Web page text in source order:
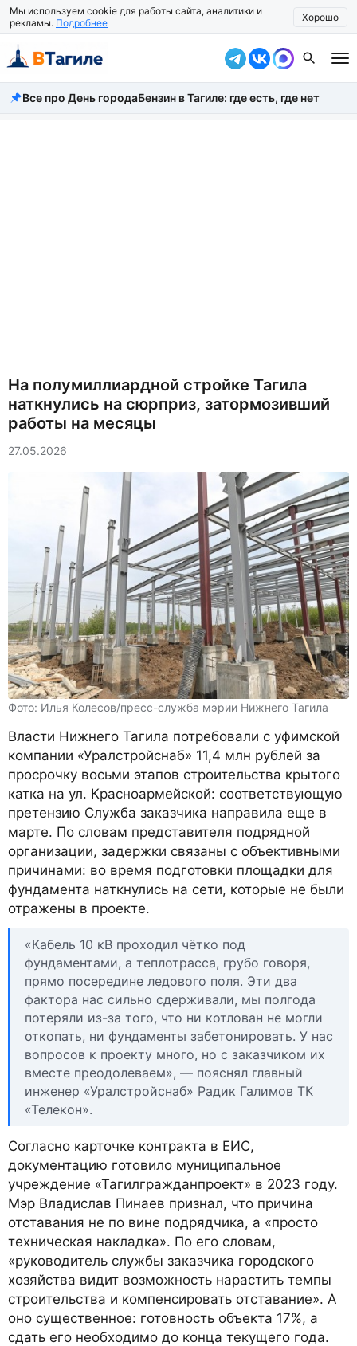
Мы используем cookie для работы сайта, аналитики и
рекламы. Подробнее Хорошо
Все новости
Все про День городаБензин в Тагиле: где есть, где нет
На полумиллиардной стройке Тагила
наткнулись на сюрприз, затормозивший
работы на месяцы
27.05.2026
Фото: Илья Колесов/пресс-служба мэрии Нижнего Тагила
Власти Нижнего Тагила потребовали с уфимской
компании «Уралстройснаб» 11,4 млн рублей за
просрочку восьми этапов строительства крытого
катка на ул. Красноармейской: соответствующую
претензию Служба заказчика направила еще в
марте. По словам представителя подрядной
организации, задержки связаны с объективными
причинами: во время подготовки площадки для
фундамента наткнулись на сети, которые не были
отражены в проекте.
«Кабель 10 кВ проходил чётко под
фундаментами, а теплотрасса, грубо говоря,
прямо посередине ледового поля. Эти два
фактора нас сильно сдерживали, мы полгода
потеряли из-за того, что ни котлован не могли
откопать, ни фундаменты забетонировать. У нас
вопросов к проекту много, но с заказчиком их
вместе преодолеваем», — пояснял главный
инженер «Уралстройснаб» Радик Галимов ТК
«Телекон».
Согласно карточке контракта в ЕИС,
документацию готовило муниципальное
учреждение «Тагилгражданпроект» в 2023 году.
Мэр Владислав Пинаев признал, что причина
отставания не по вине подрядчика, а «просто
техническая накладка». По его словам,
«руководитель службы заказчика городского
хозяйства видит возможность нарастить темпы
строительства и компенсировать отставание». А
оно существенное: готовность объекта 17%, а
сдать его необходимо до конца текущего года.